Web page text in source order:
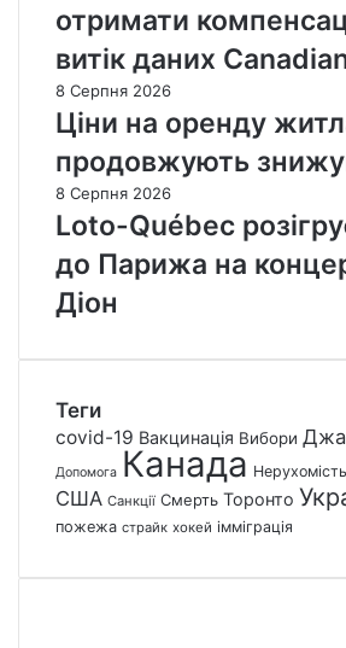
отримати
витік даних
8 Серпня 2026
Ціни на оренду
продовжують
8 Серпня 2026
Loto-Québec
до Парижа на
Діон
Теги
covid-19 Вакцинація Вибори
Допомога Канада Нерухомість
США Санкції Смерть Торонто
пожежа страйк хокей імміграція